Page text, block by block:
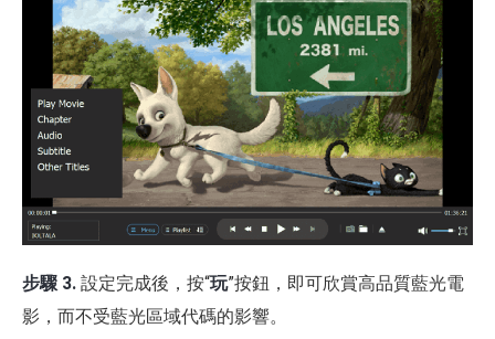
步驟 3. 設定完成後，按“玩”按鈕，即可欣賞高品質藍光電
影，而不受藍光區域代碼的影響。